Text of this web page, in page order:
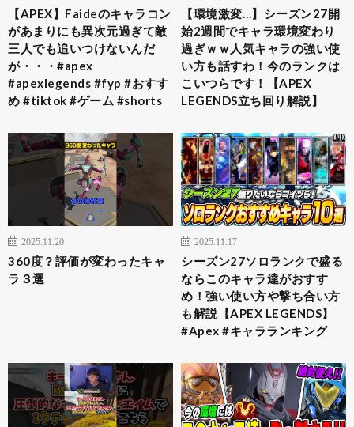
【APEX】Faideのキャラコン
があまりにも異次元過ぎて敵
三人でも追いつけないんだ
が・・・#apex
#apexlegends #fyp #おすす
め #tiktok #ゲーム #shorts
【環境激変…】シーズン27開
始2週間でキャラ環境変わり
過ぎｗｗ人気キャラの強い使
い方も話すわ！今のランクは
こいつらです！【APEX
LEGENDS立ち回り解説】
2025.11.20
360度？評価が変わったキャ
ラ３選
2025.11.17
シーズン27ソロランクで盛る
ならこのキャラ達がおすす
め！強い使い方や撃ち合い方
も解説【APEX LEGENDS】
#Apex #キャラランキング